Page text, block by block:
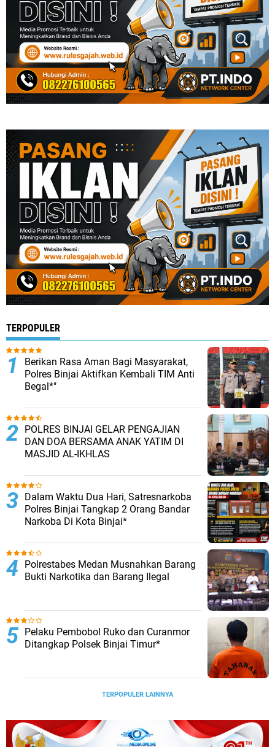
TERPOPULER
Berikan Rasa Aman Bagi Masyarakat,
Polres Binjai Aktifkan Kembali TIM Anti
Begal*"
POLRES BINJAI GELAR PENGAJIAN
DAN DOA BERSAMA ANAK YATIM DI
MASJID AL-IKHLAS
Dalam Waktu Dua Hari, Satresnarkoba
Polres Binjai Tangkap 2 Orang Bandar
Narkoba Di Kota Binjai*
Polrestabes Medan Musnahkan Barang
Bukti Narkotika dan Barang Ilegal
Pelaku Pembobol Ruko dan Curanmor
Ditangkap Polsek Binjai Timur*
TERPOPULER LAINNYA